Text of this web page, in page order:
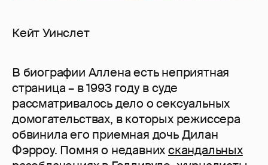
Кейт Уинслет
В биографии Аллена есть неприятная
страница – в 1993 году в суде
рассматривалось дело о сексуальных
домогательствах, в которых режиссера
обвинила его приемная дочь Дилан
Фэрроу. Помня о недавнихскандальных